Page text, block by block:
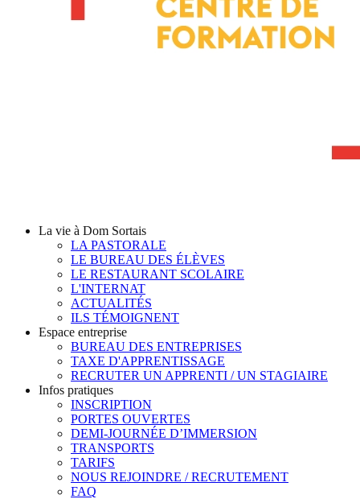
La vie à Dom Sortais
LA PASTORALE
LE BUREAU DES ÉLÈVES
LE RESTAURANT SCOLAIRE
L'INTERNAT
ACTUALITÉS
ILS TÉMOIGNENT
Espace entreprise
BUREAU DES ENTREPRISES
TAXE D'APPRENTISSAGE
RECRUTER UN APPRENTI / UN STAGIAIRE
Infos pratiques
INSCRIPTION
PORTES OUVERTES
DEMI-JOURNÉE D’IMMERSION
TRANSPORTS
TARIFS
NOUS REJOINDRE / RECRUTEMENT
FAQ